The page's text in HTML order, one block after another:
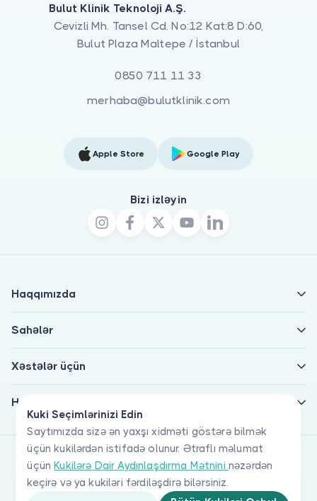
Kuki Seçimlərinizi Edin
Saytımızda sizə ən yaxşı xidməti göstərə bilmək
üçün kukilərdən istifadə olunur. Ətraflı məlumat
üçünKukilərə Dair Aydınlaşdırma Mətnini nəzərdən
keçirə və ya kukiləri fərdiləşdirə bilərsiniz.
Bulut Klinik Teknoloji A.Ş.
Cevizli Mh. Tansel Cd. No:12 Kat:8 D:60,
Bulut Plaza Maltepe / İstanbul
0850 711 11 33
merhaba@bulutklinik.com
Apple Store Google Play
Bizi izləyin
Haqqımızda
Sahələr
Xəstələr üçün
Həkimlər üçün